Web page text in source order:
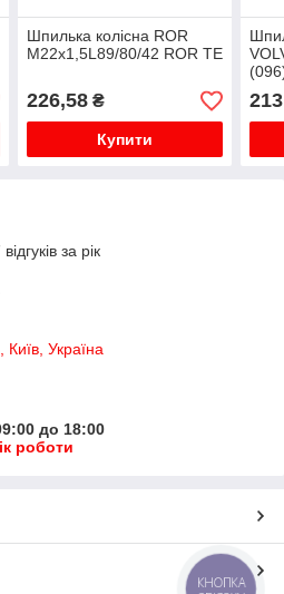
Шпилька колісна ROR
M22x1,5L89/80/42 ROR TE
226,58₴
Купити
за рік
Київ, Україна
до 18:00
роботи
КНОПКА